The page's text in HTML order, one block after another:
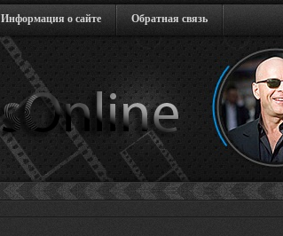
Информация о сайте Обратная связь